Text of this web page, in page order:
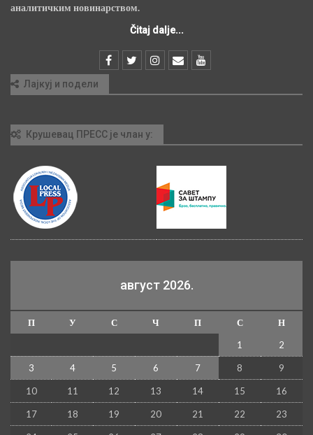
аналитичким новинарством.
Čitaj dalje...
Лајкуј и подели
Крушевац ПРЕСС је члан у:
август 2026.
П У С Ч П С
Н
1
2
3 4 5 6 7 8 9
10 11 12 13 14 15 16
17 18 19 20 21 22 23